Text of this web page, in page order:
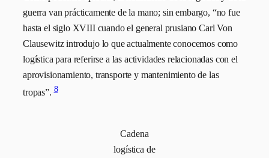
guerra van prácticamente de la mano; sin embargo, “no fue
hasta el siglo XVIII cuando el general prusiano Carl Von
Clausewitz introdujo lo que actualmente conocemos como
logística para referirse a las actividades relacionadas con el
aprovisionamiento, transporte y mantenimiento de las
tropas”.8
Cadena
logística de